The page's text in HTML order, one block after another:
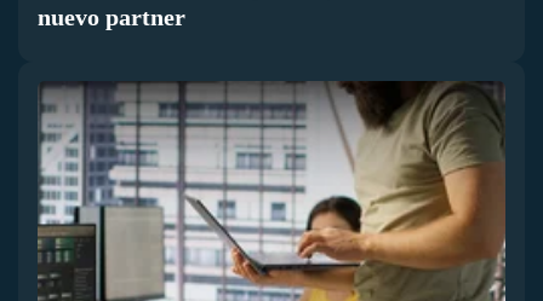
nuevo partner